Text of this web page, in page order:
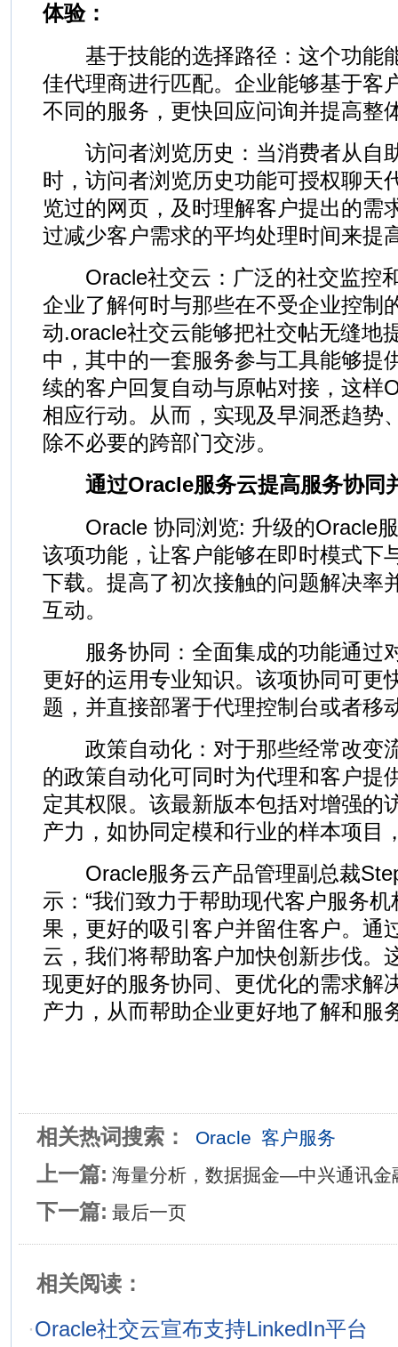
体验：
基于技能的选择路径：这个功能
佳代理商进行匹配。企业能够基于客
不同的服务，更快回应问询并提高整
访问者浏览历史：当消费者从自
时，访问者浏览历史功能可授权聊天
览过的网页，及时理解客户提出的需
过减少客户需求的平均处理时间来提
Oracle社交云：广泛的社交监控
企业了解何时与那些在不受企业控制
动.oracle社交云能够把社交帖无缝地
中，其中的一套服务参与工具能够提
续的客户回复自动与原帖对接，这样
相应行动。从而，实现及早洞悉趋势
除不必要的跨部门交涉。
通过Oracle服务云提高服务协同
Oracle 协同浏览: 升级的Oracle服
该项功能，让客户能够在即时模式下
下载。提高了初次接触的问题解决率
互动。
服务协同：全面集成的功能通过
更好的运用专业知识。该项协同可更
题，并直接部署于代理控制台或者移
政策自动化：对于那些经常改变
的政策自动化可同时为代理和客户提
定其权限。该最新版本包括对增强的
产力，如协同定模和行业的样本项目
Oracle服务云产品管理副总裁
示：“我们致力于帮助现代客户服务
果，更好的吸引客户并留住客户。通
云，我们将帮助客户加快创新步伐。
现更好的服务协同、更优化的需求解
产力，从而帮助企业更好地了解和服
相关热词搜索： Oracle 客户服务
上一篇: 海量分析，数据掘金—中兴通讯金
下一篇: 最后一页
相关阅读：
·Oracle社交云宣布支持LinkedIn平台